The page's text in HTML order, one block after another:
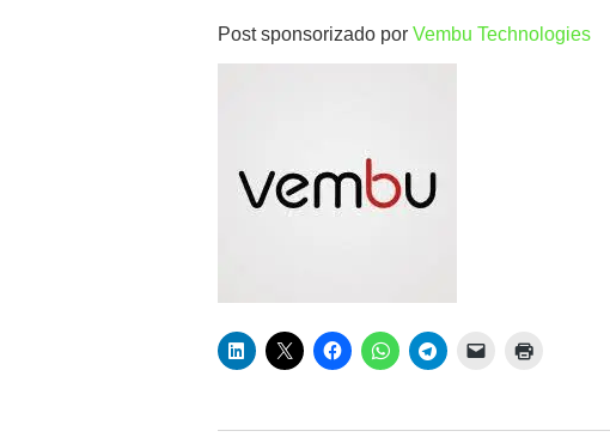
Post sponsorizado por Vembu Technologies